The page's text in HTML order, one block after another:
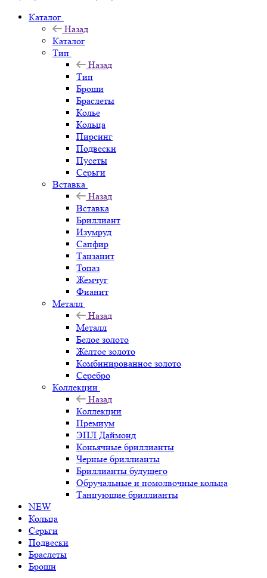
Каталог
Назад
Каталог
Тип
Назад
Тип
Броши
Браслеты
Колье
Кольца
Пирсинг
Подвески
Пусеты
Серьги
Вставка
Назад
Вставка
Бриллиант
Изумруд
Сапфир
Танзанит
Топаз
Жемчуг
Фианит
Металл
Назад
Металл
Белое золото
Желтое золото
Комбинированное золото
Серебро
Коллекции
Назад
Коллекции
Премиум
ЭПЛ Даймонд
Коньячные бриллианты
Черные бриллианты
Бриллианты будущего
Обручальные и помолвочные кольца
Танцующие бриллианты
NEW
Кольца
Серьги
Подвески
Браслеты
Броши